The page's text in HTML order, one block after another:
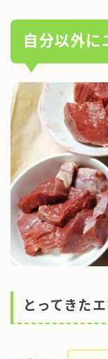
自分以外に
とってきた